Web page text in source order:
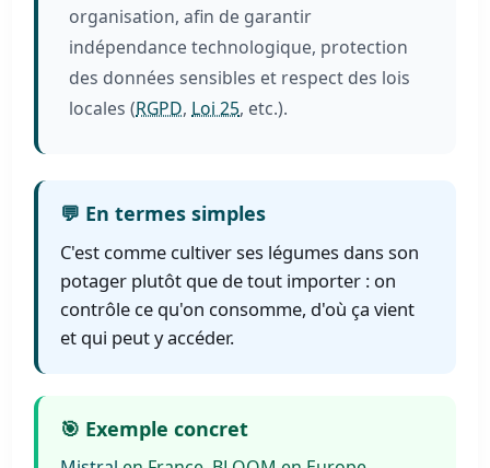
organisation, afin de garantir
indépendance technologique, protection
des données sensibles et respect des lois
locales (RGPD,Loi 25, etc.).
💬 En termes simples
C'est comme cultiver ses légumes dans son
potager plutôt que de tout importer : on
contrôle ce qu'on consomme, d'où ça vient
et qui peut y accéder.
🎯 Exemple concret